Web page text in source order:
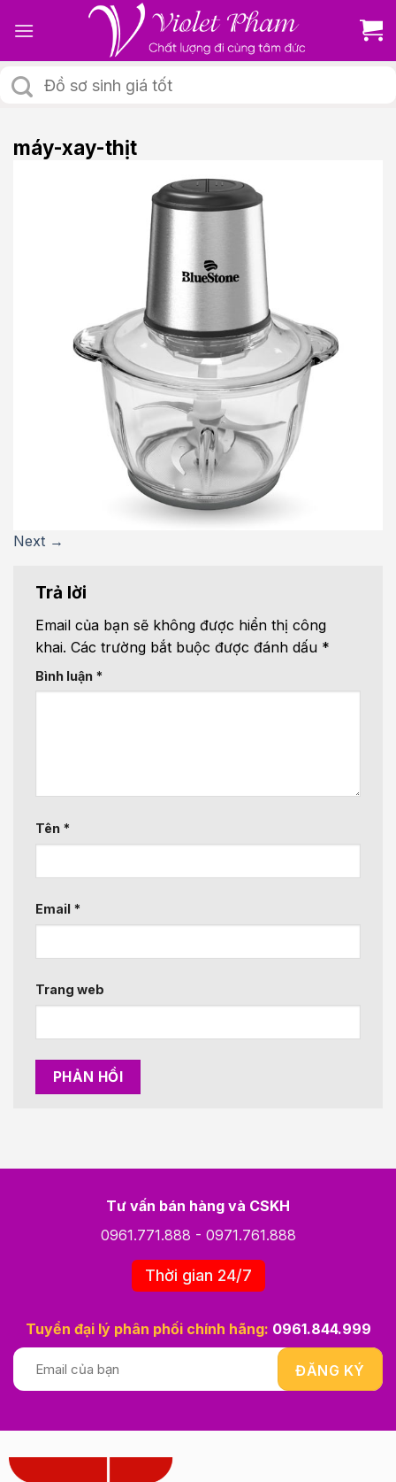
Tìm
kiếm:
máy-xay-thịt
Next →
Trả lời
Email của bạn sẽ không được hiển thị công
khai. Các trường bắt buộc được đánh dấu *
Bình luận *
Tên *
Email *
Trang web
Tư vấn bán hàng và CSKH
0961.771.888 - 0971.761.888
Thời gian 24/7
Tuyển đại lý phân phối chính hãng: 0961.844.999